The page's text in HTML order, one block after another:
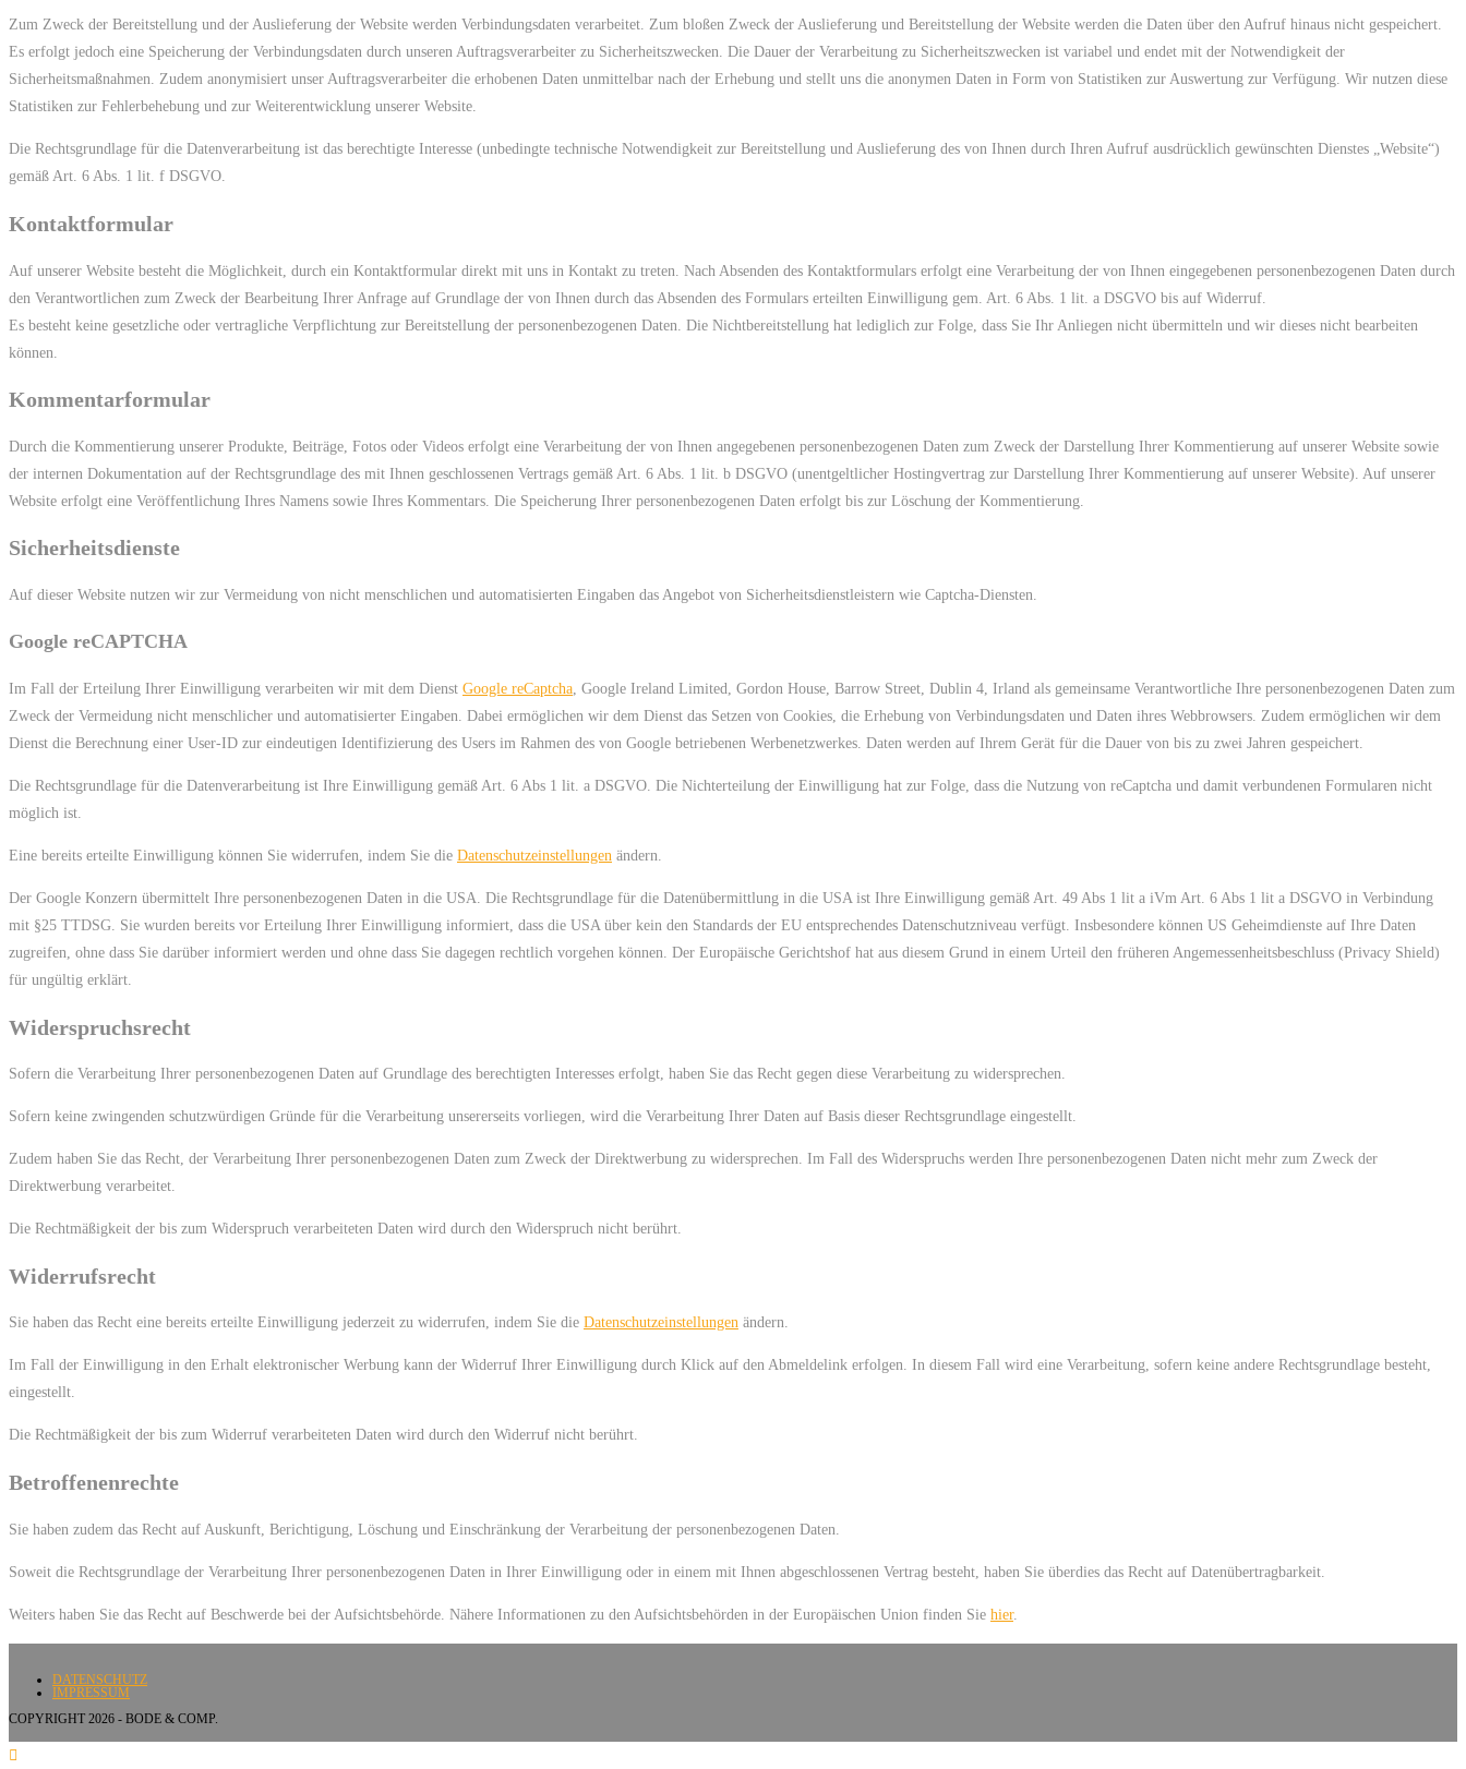
Zum Zweck der Bereitstellung und der Auslieferung der Website werden Verbindungsdaten verarbeitet. Zum bloßen Zweck der Auslieferung und Bereitstellung der Website werden die Daten über den Aufruf hinaus nicht gespeichert.
Es erfolgt jedoch eine Speicherung der Verbindungsdaten durch unseren Auftragsverarbeiter zu Sicherheitszwecken. Die Dauer der Verarbeitung zu Sicherheitszwecken ist variabel und endet mit der Notwendigkeit der
Sicherheitsmaßnahmen. Zudem anonymisiert unser Auftragsverarbeiter die erhobenen Daten unmittelbar nach der Erhebung und stellt uns die anonymen Daten in Form von Statistiken zur Auswertung zur Verfügung. Wir nutzen diese
Statistiken zur Fehlerbehebung und zur Weiterentwicklung unserer Website.
Die Rechtsgrundlage für die Datenverarbeitung ist das berechtigte Interesse (unbedingte technische Notwendigkeit zur Bereitstellung und Auslieferung des von Ihnen durch Ihren Aufruf ausdrücklich gewünschten Dienstes „Website“)
gemäß Art. 6 Abs. 1 lit. f DSGVO.
Kontaktformular
Auf unserer Website besteht die Möglichkeit, durch ein Kontaktformular direkt mit uns in Kontakt zu treten. Nach Absenden des Kontaktformulars erfolgt eine Verarbeitung der von Ihnen eingegebenen personenbezogenen Daten durch
den Verantwortlichen zum Zweck der Bearbeitung Ihrer Anfrage auf Grundlage der von Ihnen durch das Absenden des Formulars erteilten Einwilligung gem. Art. 6 Abs. 1 lit. a DSGVO bis auf Widerruf.
Es besteht keine gesetzliche oder vertragliche Verpflichtung zur Bereitstellung der personenbezogenen Daten. Die Nichtbereitstellung hat lediglich zur Folge, dass Sie Ihr Anliegen nicht übermitteln und wir dieses nicht bearbeiten
können.
Kommentarformular
Durch die Kommentierung unserer Produkte, Beiträge, Fotos oder Videos erfolgt eine Verarbeitung der von Ihnen angegebenen personenbezogenen Daten zum Zweck der Darstellung Ihrer Kommentierung auf unserer Website sowie
der internen Dokumentation auf der Rechtsgrundlage des mit Ihnen geschlossenen Vertrags gemäß Art. 6 Abs. 1 lit. b DSGVO (unentgeltlicher Hostingvertrag zur Darstellung Ihrer Kommentierung auf unserer Website). Auf unserer
Website erfolgt eine Veröffentlichung Ihres Namens sowie Ihres Kommentars. Die Speicherung Ihrer personenbezogenen Daten erfolgt bis zur Löschung der Kommentierung.
Sicherheitsdienste
Auf dieser Website nutzen wir zur Vermeidung von nicht menschlichen und automatisierten Eingaben das Angebot von Sicherheitsdienstleistern wie Captcha-Diensten.
Google reCAPTCHA
Im Fall der Erteilung Ihrer Einwilligung verarbeiten wir mit dem Dienst Google reCaptcha , Google Ireland Limited, Gordon House, Barrow Street, Dublin 4, Irland als gemeinsame Verantwortliche Ihre personenbezogenen Daten zum
Zweck der Vermeidung nicht menschlicher und automatisierter Eingaben. Dabei ermöglichen wir dem Dienst das Setzen von Cookies, die Erhebung von Verbindungsdaten und Daten ihres Webbrowsers. Zudem ermöglichen wir dem
Dienst die Berechnung einer User-ID zur eindeutigen Identifizierung des Users im Rahmen des von Google betriebenen Werbenetzwerkes. Daten werden auf Ihrem Gerät für die Dauer von bis zu zwei Jahren gespeichert.
Die Rechtsgrundlage für die Datenverarbeitung ist Ihre Einwilligung gemäß Art. 6 Abs 1 lit. a DSGVO. Die Nichterteilung der Einwilligung hat zur Folge, dass die Nutzung von reCaptcha und damit verbundenen Formularen nicht
möglich ist.
Eine bereits erteilte Einwilligung können Sie widerrufen, indem Sie die Datenschutzeinstellungen ändern.
Der Google Konzern übermittelt Ihre personenbezogenen Daten in die USA. Die Rechtsgrundlage für die Datenübermittlung in die USA ist Ihre Einwilligung gemäß Art. 49 Abs 1 lit a iVm Art. 6 Abs 1 lit a DSGVO in Verbindung
mit §25 TTDSG. Sie wurden bereits vor Erteilung Ihrer Einwilligung informiert, dass die USA über kein den Standards der EU entsprechendes Datenschutzniveau verfügt. Insbesondere können US Geheimdienste auf Ihre Daten
zugreifen, ohne dass Sie darüber informiert werden und ohne dass Sie dagegen rechtlich vorgehen können. Der Europäische Gerichtshof hat aus diesem Grund in einem Urteil den früheren Angemessenheitsbeschluss (Privacy Shield)
für ungültig erklärt.
Widerspruchsrecht
Sofern die Verarbeitung Ihrer personenbezogenen Daten auf Grundlage des berechtigten Interesses erfolgt, haben Sie das Recht gegen diese Verarbeitung zu widersprechen.
Sofern keine zwingenden schutzwürdigen Gründe für die Verarbeitung unsererseits vorliegen, wird die Verarbeitung Ihrer Daten auf Basis dieser Rechtsgrundlage eingestellt.
Zudem haben Sie das Recht, der Verarbeitung Ihrer personenbezogenen Daten zum Zweck der Direktwerbung zu widersprechen. Im Fall des Widerspruchs werden Ihre personenbezogenen Daten nicht mehr zum Zweck der
Direktwerbung verarbeitet.
Die Rechtmäßigkeit der bis zum Widerspruch verarbeiteten Daten wird durch den Widerspruch nicht berührt.
Widerrufsrecht
Sie haben das Recht eine bereits erteilte Einwilligung jederzeit zu widerrufen, indem Sie die Datenschutzeinstellungen ändern.
Im Fall der Einwilligung in den Erhalt elektronischer Werbung kann der Widerruf Ihrer Einwilligung durch Klick auf den Abmeldelink erfolgen. In diesem Fall wird eine Verarbeitung, sofern keine andere Rechtsgrundlage besteht,
eingestellt.
Die Rechtmäßigkeit der bis zum Widerruf verarbeiteten Daten wird durch den Widerruf nicht berührt.
Betroffenenrechte
Sie haben zudem das Recht auf Auskunft, Berichtigung, Löschung und Einschränkung der Verarbeitung der personenbezogenen Daten.
Soweit die Rechtsgrundlage der Verarbeitung Ihrer personenbezogenen Daten in Ihrer Einwilligung oder in einem mit Ihnen abgeschlossenen Vertrag besteht, haben Sie überdies das Recht auf Datenübertragbarkeit.
Weiters haben Sie das Recht auf Beschwerde bei der Aufsichtsbehörde. Nähere Informationen zu den Aufsichtsbehörden in der Europäischen Union finden Sie hier.
DATENSCHUTZ
IMPRESSUM
COPYRIGHT 2026 - BODE & COMP.